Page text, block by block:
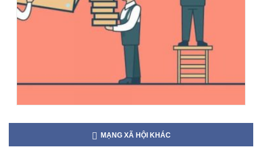
MẠNG XÃ HỘI KHÁC